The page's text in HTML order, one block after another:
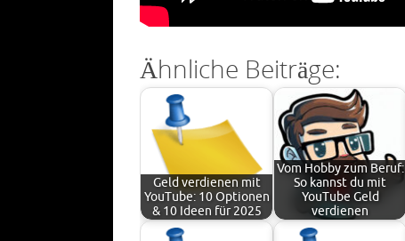
Ähnliche Beiträge:
Geld verdienen mit
YouTube: 10 Optionen
& 10 Ideen für 2025
Vom Hobby zum Beruf:
So kannst du mit
YouTube Geld
verdienen